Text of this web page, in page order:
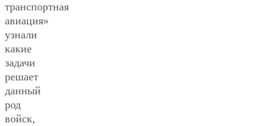
транспортная
авиация»
узнали
какие
задачи
решает
данный
род
войск,